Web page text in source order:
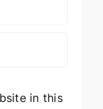
in this